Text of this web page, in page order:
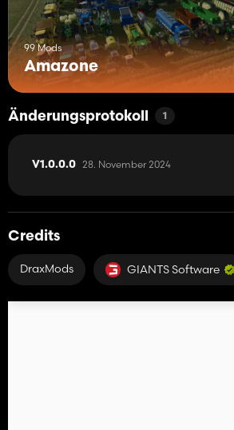
99 Mods
Amazone
Änderungsprotokoll 1
V1.0.0.0 28. November 2024
Credits
DraxMods GIANTS Software